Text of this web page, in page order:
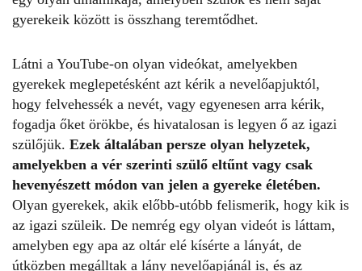
gyerekeik között is összhang teremtődhet.
Látni a YouTube-on olyan videókat, amelyekben
gyerekek meglepetésként azt kérik a nevelőapjuktól,
hogy felvehessék a nevét, vagy egyenesen arra kérik,
fogadja őket örökbe, és hivatalosan is legyen ő az igazi
szülőjük. Ezek általában persze olyan helyzetek,
amelyekben a vér szerinti szülő eltűnt vagy csak
hevenyészett módon van jelen a gyereke életében.
Olyan gyerekek, akik előbb-utóbb felismerik, hogy kik is
az igazi szüleik. De nemrég egy olyan videót is láttam,
amelyben egy apa az oltár elé kísérte a lányát, de
útközben megálltak a lány nevelőapjánál is, és az